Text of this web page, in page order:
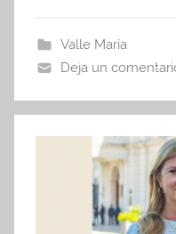
b
o
o
k
p
p
Valle María
Deja un